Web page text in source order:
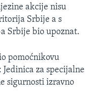
akcije nisu
Srbije a s
Srbije bio upoznat.
pomoćnikovu
za specijalne
sigurnosti izravno